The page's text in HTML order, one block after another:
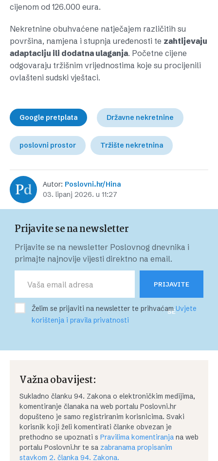
cijenom od 126.000 eura.
Nekretnine obuhvaćene natječajem različitih su
površina, namjena i stupnja uređenosti te zahtijevaju
adaptaciju ili dodatna ulaganja. Početne cijene
odgovaraju tržišnim vrijednostima koje su procijenili
ovlašteni sudski vještaci.
Google pretplata Državne nekretnine
poslovni prostor Tržište nekretnina
Autor: Poslovni.hr/Hina
03. lipanj 2026. u 11:27
Prijavite se na newsletter
Prijavite se na newsletter Poslovnog dnevnika i
primajte najnovije vijesti direktno na email.
PRIJAVITE
SE
Želim se prijaviti na newsletter te prihvaćamUvjete
korištenja i pravila privatnosti
Važna obavijest:
Sukladno članku 94. Zakona o elektroničkim medijima,
komentiranje članaka na web portalu Poslovni.hr
dopušteno je samo registriranim korisnicima. Svaki
korisnik koji želi komentirati članke obvezan je
prethodno se upoznati s Pravilima komentiranja na web
portalu Poslovni.hr te sa zabranama propisanim
stavkom 2. članka 94. Zakona.